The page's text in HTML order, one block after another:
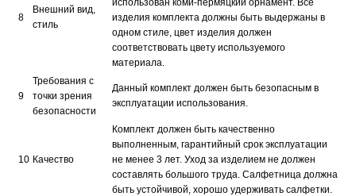
8
Внешний вид,
стиль
использован коми-пермяцкий орнамент. Все
изделия комплекта должны быть выдержаны в
одном стиле, цвет изделия должен
соответствовать цвету используемого
материала.
9
Требования с
точки зрения
безопасности
Данный комплект должен быть безопасным в
эксплуатации использования.
10 Качество
Комплект должен быть качественно
выполненным, гарантийный срок эксплуатации
не менее 3 лет. Уход за изделием не должен
составлять большого труда. Салфетница должна
быть устойчивой, хорошо удерживать салфетки.